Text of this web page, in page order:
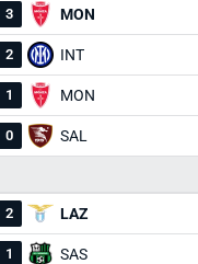
3 MON
2 INT
1 MON
0 SAL
2 LAZ
1 SAS